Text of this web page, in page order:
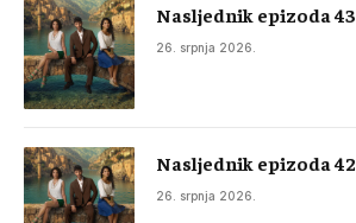
Nasljednik epizoda 43
26. srpnja 2026.
Nasljednik epizoda 42
26. srpnja 2026.